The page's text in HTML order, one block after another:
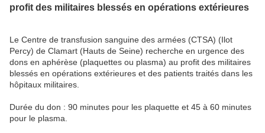
profit des militaires blessés en opérations extérieures
Le Centre de transfusion sanguine des armées (CTSA) (Ilot
Percy) de Clamart (Hauts de Seine) recherche en urgence des
dons en aphérèse (plaquettes ou plasma) au profit des militaires
blessés en opérations extérieures et des patients traités dans les
hôpitaux militaires.
Durée du don : 90 minutes pour les plaquette et 45 à 60 minutes
pour le plasma.